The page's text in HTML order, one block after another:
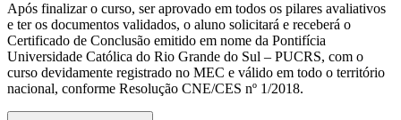
Após finalizar o curso, ser aprovado em todos os pilares avaliativos
e ter os documentos validados, o aluno solicitará e receberá o
Certificado de Conclusão emitido em nome da Pontifícia
Universidade Católica do Rio Grande do Sul – PUCRS, com o
curso devidamente registrado no MEC e válido em todo o território
nacional, conforme Resolução CNE/CES nº 1/2018.